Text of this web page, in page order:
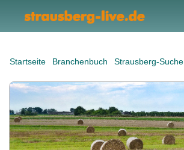
Startseite Branchenbuch Strausberg-Suche